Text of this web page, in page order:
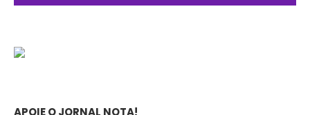
APOIE O JORNAL NOTA!